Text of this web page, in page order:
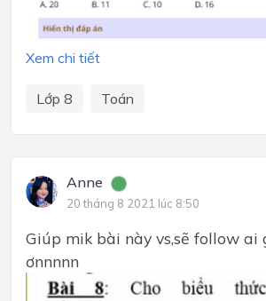
Xem chi tiết
Lớp 8 Toán
Anne
20 tháng 8 2021 lúc 8:50
Giúp mik bài này vs,sẽ follow ai
ơnnnnn